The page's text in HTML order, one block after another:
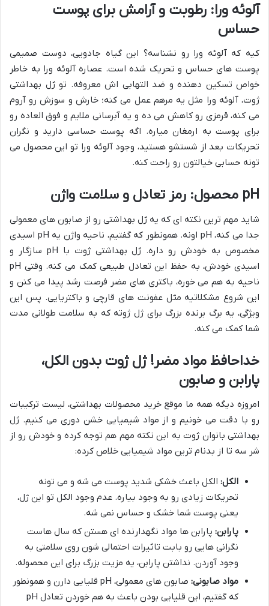
آلوئه ورا: رطوبت و آرامش برای پوست
حساس
کیه که آلوئه ورا رو نشناسه؟ این گیاه جادویی، دوست صمیمی
پوست های حساس و تحریک شده است. عصاره آلوئه ورا به خاطر
خواص تسکین دهنده و ضد التهابی اش معروفه. تو ژل بهداشتی
ژوت، آلوئه ورا مثل یه مرهم عمل می کنه؛ خارش و سوزش رو آروم
می کنه، قرمزی رو کاهش می ده و یه آبرسانی ملایم و فوق العاده رو
برای پوست به ارمغان میاره. اگه پوست حساسی دارید و نگران
تحریکات بعد از شستشو هستید، وجود آلوئه ورا تو این محصول می
تونه حسابی خیالتون رو راحت کنه.
pH محصول: رمز تعادل و سلامت واژن
شاید مهم ترین نکته ای که یه ژل بهداشتی رو از صابون های معمولی
جدا می کنه، pH اونه. همونطور که گفتیم، ناحیه واژن یه pH اسیدی
مخصوص به خودش رو داره. ژل بهداشتی ژوت با pH سازگار و
اسیدی خودش، به حفظ این تعادل طبیعی کمک می کنه. وقتی pH
ناحیه به هم می خوره، باکتری های مضر فرصت رشد پیدا می کنن و
این شروع مشکلاتیه مثل عفونت های قارچی و باکتریایی. پس این
ویژگی، یه برگ برنده بزرگ برای ژل ژوته که به سلامت طولانی مدت
شما کمک می کنه.
خداحافظ مواد مضر! ژل ژوت بدون الکل،
پارابن و صابون
امروزه دیگه همه ما موقع خرید محصولات بهداشتی، لیست ترکیبات
رو با دقت می خونیم و از مواد شیمیایی خشن دوری می کنیم. ژل
بهداشتی بانوان ژوت به این نکته مهم هم توجه کرده و خودش رو از
شر سه تا از بدنام ترین مواد شیمیایی خلاص کرده:
الکل: الکل باعث خشکی شدید پوست می شه و می تونه
تحریکات زیادی رو به وجود بیاره. عدم وجود الکل تو این ژل،
یعنی پوست شما خشک و حساس نمی شه.
پارابن: پارابن ها مواد نگهدارنده ای هستن که سال هاست
نگرانی هایی رو بابت تاثیرات احتمالی شون روی سلامتی به
وجود آوردن. نداشتن پارابن، یه مزیت بزرگ برای این محصوله.
مواد صابونی:
صابون های معمولی، pH قلیایی دارن و همونطور
که گفتیم، این قلیایی بودن باعث به هم خوردن تعادل pH